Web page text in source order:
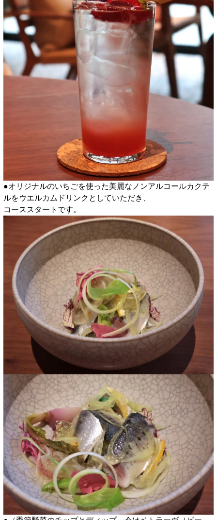
●オリジナルのいちごを使った美麗なノンアルコールカクテ
ルをウエルカムドリンクとしていただき、
コーススタートです。